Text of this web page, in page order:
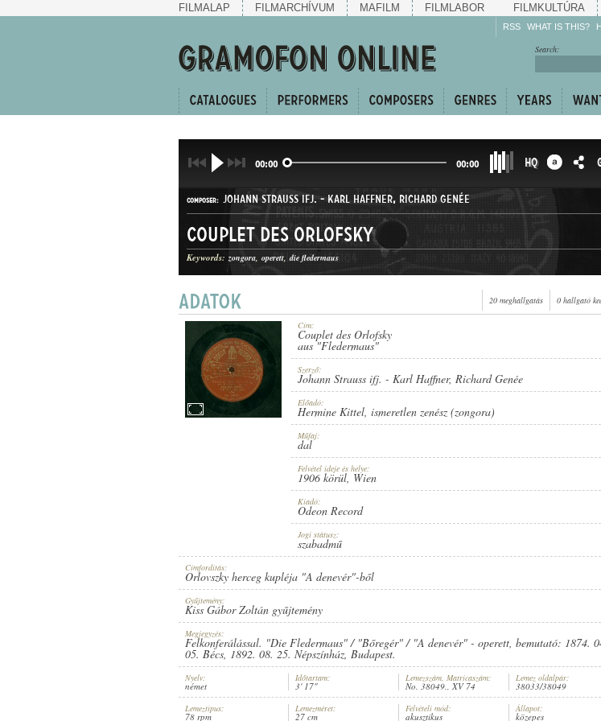
FILMALAP FILMARCHÍVUM MAFILM FILMLABOR FILMKULTÚRA
RSS WHAT IS THIS?
Search:
00:00 00:00 HQ
COMPOSER: JOHANN STRAUSS IFJ.-KARL HAFFNER, RICHARD GENÉE
GENRE: DAL
ODEON RECORD
RECORD NUMBER:
Couplet des Orlofsky
Keywords: zongora operett die fledermaus
20 meghallgatás 0 hallgató
Cím:
Couplet des Orlofsky
aus "Fledermaus"
Szerző:
Johann Strauss ifj. - Karl Haffner, Richard Genée
Előadó:
Hermine Kittel, ismeretlen zenész (zongora)
Műfaj:
dal
Felvétel ideje és helye:
1906 körül, Wien
Kiadó:
Odeon Record
Jogi státusz:
szabadmű
Címfordítás:
Orlovszky herceg kupléja "A denevér"-ből
Gyűjtemény:
Kiss Gábor Zoltán gyűjtemény
Megjegyzés:
Felkonferálással. "Die Fledermaus" / "Bőregér" / "A denevér" - operett, bemutató: 1874.
05. Bécs, 1892. 08. 25. Népszínház, Budapest.
Nyelv:
német
Időtartam:
3' 17"
Lemezszám, Matricaszám:
No. 38049., XV 74
Lemez oldalpár:
38033/38049
Lemeztípus:
78 rpm
Lemezméret:
27 cm
Felvételi mód:
akusztikus
Állapot:
közepes